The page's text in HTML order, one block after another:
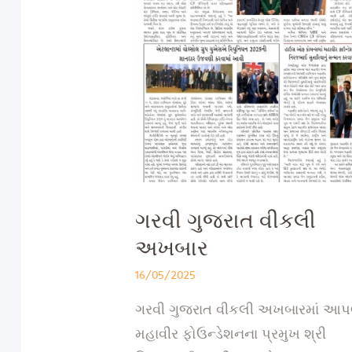
ગરવી ગુજરાત વીકલી
અખબાર
16/05/2025
ગરવી ગુજરાત વીકલી અખબારમાં
મહાવીર ફોઉન્ડેશનના પ્રમુખ શ્રી